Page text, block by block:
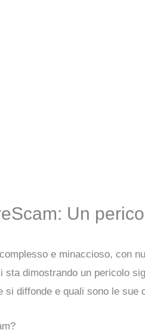
Un
e minaccioso, con
sta dimostrando un pericolo
si diffonde e quali sono le